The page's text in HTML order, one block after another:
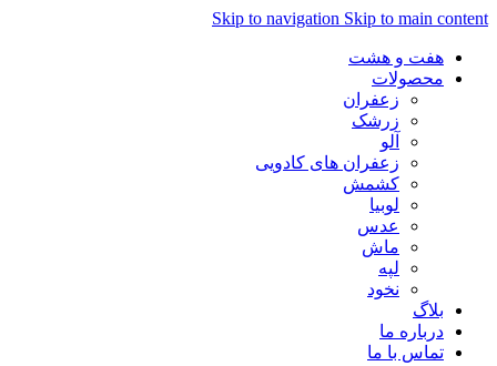
Skip to navigation Skip to main content
هفت و هشت
محصولات
زعفران
زرشک
آلو
زعفران های کادویی
کشمش
لوبیا
عدس
ماش
لپه
نخود
بلاگ
درباره ما
تماس با ما